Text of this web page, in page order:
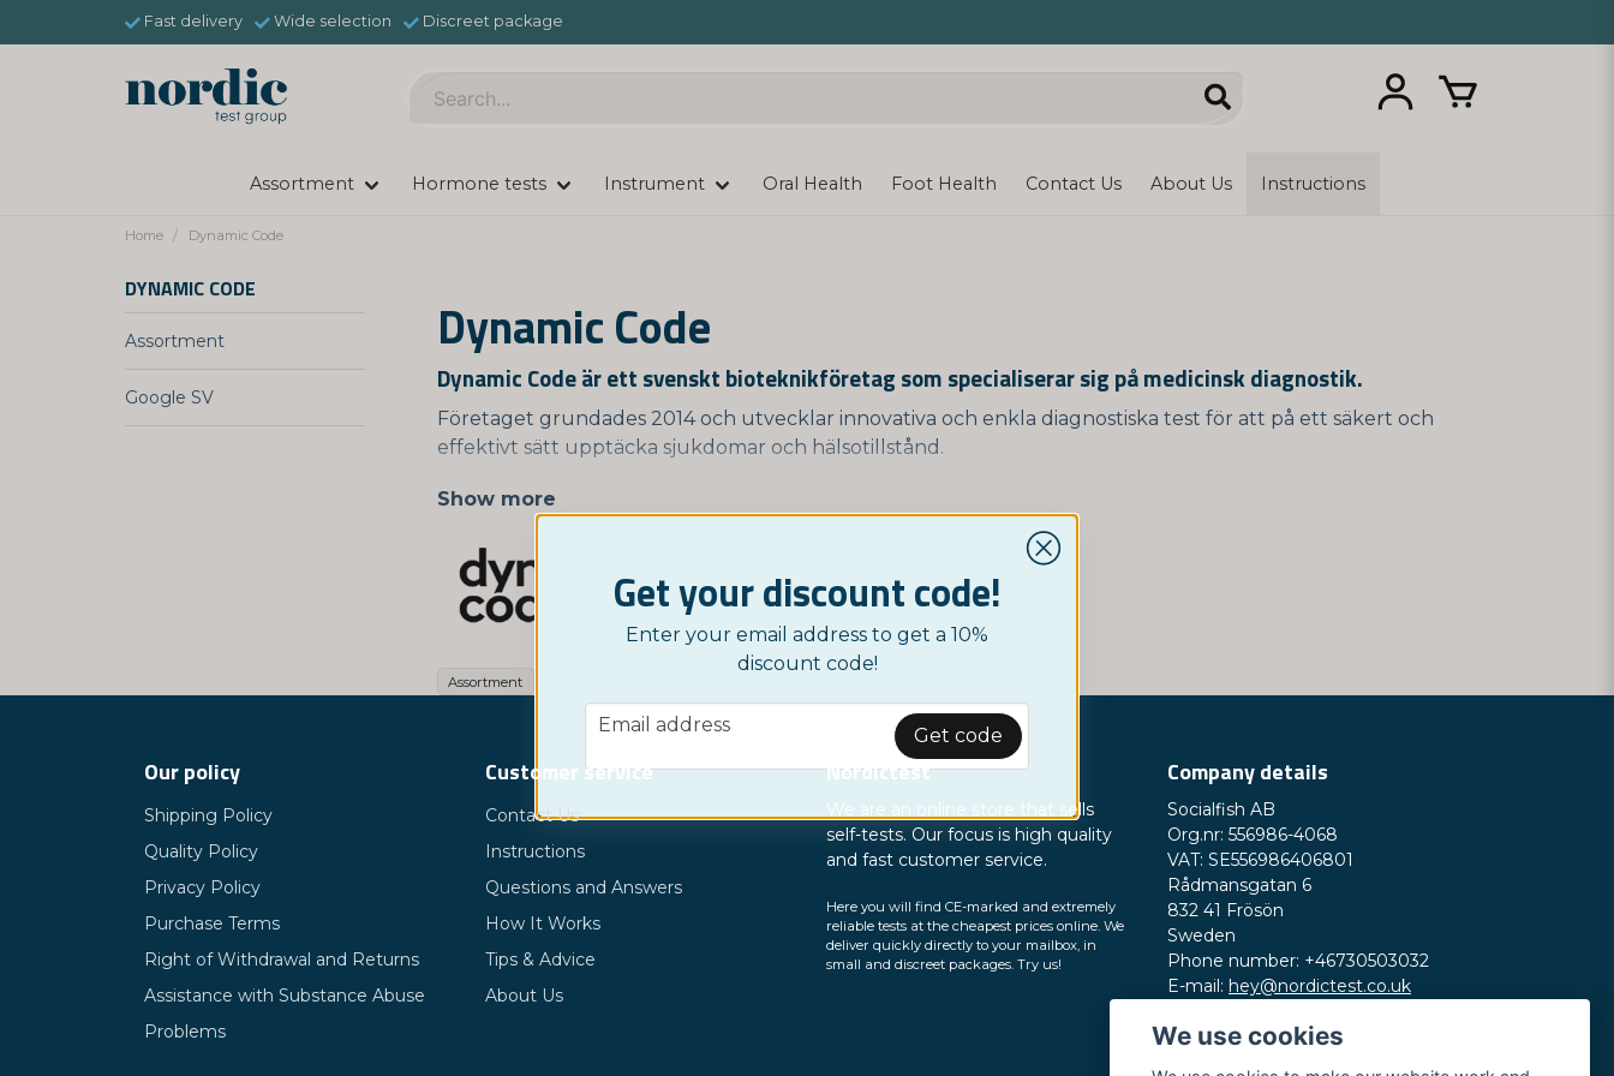
Fast delivery Wide selection Discreet package
Assortment Hormone tests Instrument Oral Health Foot Health Contact Us About Us Instructions
Home Dynamic Code
DYNAMIC CODE
Assortment
Google SV
Dynamic Code
Dynamic Code är ett svenskt bioteknikföretag som specialiserar sig på medicinsk diagnostik.
Företaget grundades 2014 och utvecklar innovativa och enkla diagnostiska test för att på ett säkert och
effektivt sätt upptäcka sjukdomar och hälsotillstånd.
Dynamic Code tillverkar bland annat hemtester för COVID-19, men erbjuder också andra typer av hemtester
som DNA-tester för att undersöka genetisk risk för olika sjukdomar, och hälsotester för att mäta bl.a. vitamin-
och mineralnivåer. Deras tester är CE-märkta och godkända av svenska Läkemedelsverket.
Företagets syfte är att göra medicinsk diagnostik mer tillgänglig och enklare för allmänheten, och därigenom
bidra till ökad hälsa och välbefinnande. Dynamic Code arbetar också aktivt med att minska sin miljöpåverkan
och att bidra till en hållbar utveckling genom att använda återvinningsbara material och erbjuda
klimatkompensation för sina utsläpp.
Show more
Assortment
Get your discount code!
Enter your email address to get a 10%
discount code!
email
Email address Get code
Our policy
Shipping Policy
Quality Policy
Privacy Policy
Purchase Terms
Right of Withdrawal and Returns
Assistance with Substance Abuse
Problems
Customer service
Contact Us
Instructions
Questions and Answers
How It Works
Tips & Advice
About Us
Nordictest
We are an online store that sells
self-tests. Our focus is high quality
and fast customer service.
Here you will find CE-marked and extremely
reliable tests at the cheapest prices online. We
deliver quickly directly to your mailbox, in
small and discreet packages. Try us!
Company details
Socialfish AB
Org.nr: 556986-4068
VAT: SE556986406801
Rådmansgatan 6
832 41 Frösön
Sweden
Phone number: +46730503032
E-mail: hey@nordictest.co.uk
Opening hours:
We use cookies